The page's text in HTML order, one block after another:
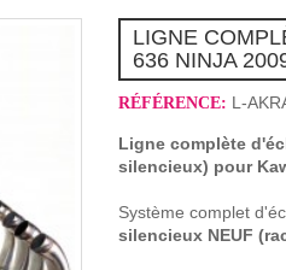
LIGNE
636 NINJA
RÉFÉRENCE: L-
Ligne complète
silencieux) pour
Système complet
silencieux NEUF